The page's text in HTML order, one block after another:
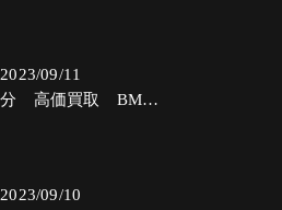
2023/09/11
大分 高価買取 BMW M4クーペ
2023/09/10